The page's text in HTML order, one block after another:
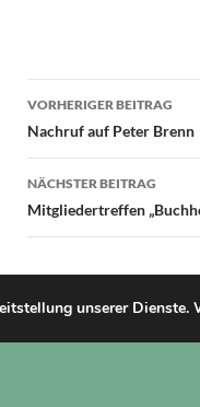
VORHERIGER BEITRAG
Nachruf auf Peter Brenn
NÄCHSTER BEITRAG
Mitgliedertreffen
unserer